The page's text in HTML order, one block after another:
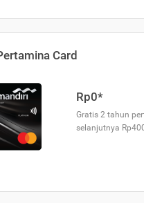
Card
Rp0*
Gratis 2 tahun
selanjutnya